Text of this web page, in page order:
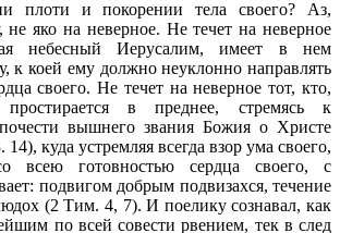
плоти и покорении тела своего? Аз,
не яко на неверное. Не течет на неверное
небесный Иерусалим, имеет в нем
к коей ему должно неуклонно направлять
своего. Не течет на неверное тот, кто,
простирается в преднее, стремясь к
почести вышнего звания Божия о Христе
куда устремляя всегда взор ума своего,
всею готовностью сердца своего, с
подвигом добрым подвизахся, течение
(2 Тим. 4, 7). И поелику сознавал, как
по всей совести рвением, тек в след